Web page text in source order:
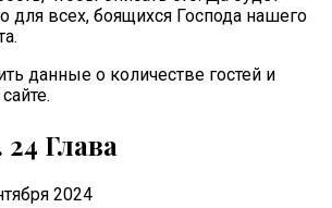
для всех, боящихся Господа нашего
данные о количестве гостей и
Глава
2024